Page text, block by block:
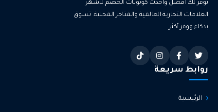
نوفر لك أفضل وأحدث كوبونات الخصم لأشهر
العلامات التجارية العالمية والمتاجر المحلية. تسوق
بذكاء ووفر أكثر.
روابط سريعة
الرئيسية